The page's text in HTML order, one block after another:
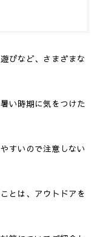
びなど、さまざまな
い時期に気をつけた
すいので注意しない
とは、アウトドアを